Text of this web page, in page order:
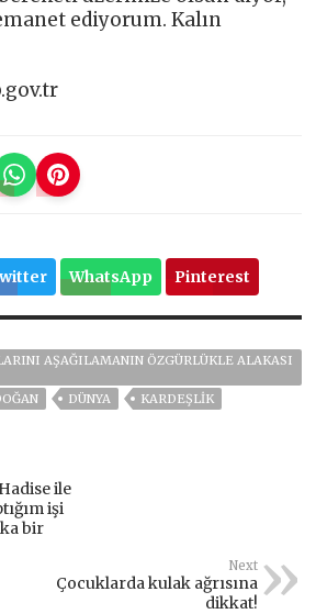
ediyorum. Kalın
WhatsApp Pinterest
AŞAĞILAMANIN ÖZGÜRLÜKLE ALAKASI
DÜNYA
KARDEŞLİK
ile
işi
bir
Next
Çocuklarda kulak ağrısına
dikkat!